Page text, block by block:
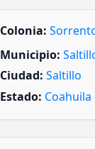
Colonia:
Municipio:
Ciudad: Saltillo
Estado: